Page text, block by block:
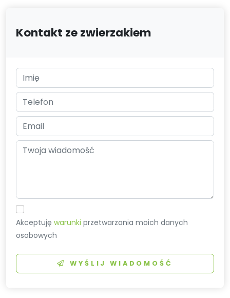
Kontakt ze zwierzakiem
Akceptujęwarunki przetwarzania moich danych
osobowych
WYŚLIJ WIADOMOŚĆ